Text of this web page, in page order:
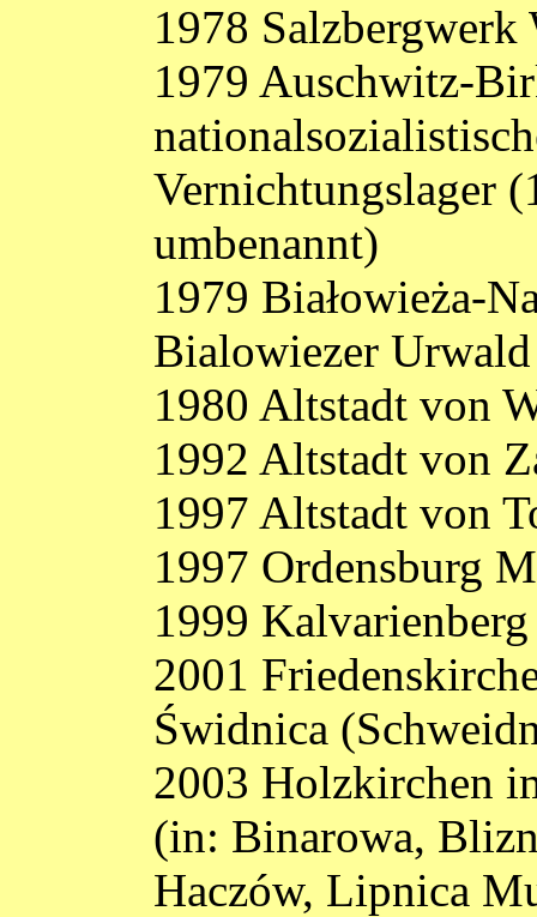
1978
1979 Auschwitz-
Vernichtungslager
umbenannt)
1979 Białowieża-
Bialowiezer
1980 Altstadt von
1992 Altstadt von
1997 Altstadt von
1997 Ordensburg
1999
2001
Świdnica
2003 Holzkirchen
(in: Binarowa,
Haczów, Lipnica